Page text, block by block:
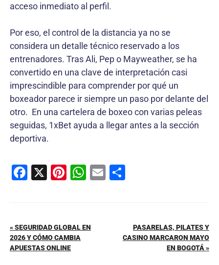
acceso inmediato al perfil.
Por eso, el control de la distancia ya no se
considera un detalle técnico reservado a los
entrenadores. Tras Ali, Pep o Mayweather, se ha
convertido en una clave de interpretación casi
imprescindible para comprender por qué un
boxeador parece ir siempre un paso por delante del
otro. En una cartelera de boxeo con varias peleas
seguidas, 1xBet ayuda a llegar antes a la sección
deportiva.
F
b
o
X
Pi
st
W
A
E
ar
« SEGURIDAD GLOBAL EN
2026 Y CÓMO CAMBIA
APUESTAS ONLINE
PASARELAS, PILATES Y
CASINO MARCARON MAYO
EN BOGOTÁ »